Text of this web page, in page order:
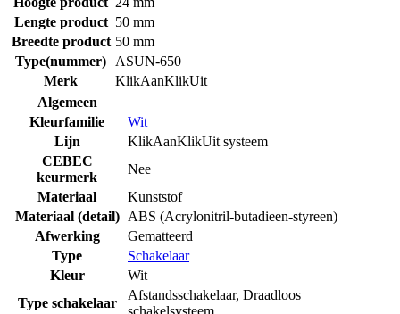
Lengte product 50 mm
Breedte product 50 mm
Type(nummer)
ASUN-650
Merk
KlikAanKlikUit
Algemeen
Kleurfamilie
Wit
Lijn
KlikAanKlikUit systeem
CEBEC
keurmerk
Nee
Materiaal
Kunststof
Materiaal (detail)
ABS (Acrylonitril-butadieen-styreen)
Afwerking
Gematteerd
Type
Schakelaar
Kleur
Wit
Type schakelaar
Afstandsschakelaar, Draadloos